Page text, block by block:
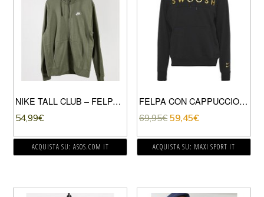
NIKE TALL CLUB – FELPA CON ZIP LUNGA E CAPPUCCIO KAKI-VERDE
54,99€
ACQUISTA SU: ASOS.COM IT
FELPA CON CAPPUCCIO SWOOSH
69,95€ 59,45€
ACQUISTA SU: MAXI SPORT IT